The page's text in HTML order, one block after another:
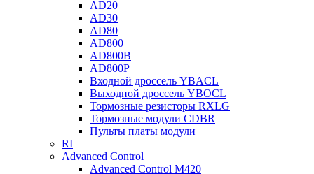
AD20
AD30
AD80
AD800
AD800B
AD800P
Входной дроссель YBACL
Выходной дроссель YBOCL
Тормозные резисторы RXLG
Тормозные модули CDBR
Пульты платы модули
RI
Advanced Control
Advanced Control M420